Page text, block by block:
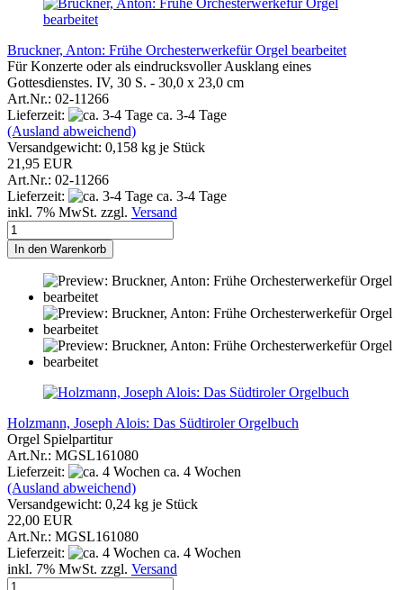
Bruckner, Anton: Frühe Orchesterwerkefür Orgel bearbeitet
Für Konzerte oder als eindrucksvoller Ausklang eines
Gottesdienstes. IV, 30 S. - 30,0 x 23,0 cm
Art.Nr.: 02-11266
Lieferzeit:
ca. 3-4 Tage
(Ausland abweichend)
Versandgewicht: 0,158 kg je Stück
21,95 EUR
Art.Nr.: 02-11266
Lieferzeit:
ca. 3-4 Tage
inkl. 7% MwSt. zzgl. Versand
In den Warenkorb
Holzmann, Joseph Alois: Das Südtiroler Orgelbuch
Orgel Spielpartitur
Art.Nr.: MGSL161080
Lieferzeit:
ca. 4 Wochen
(Ausland abweichend)
Versandgewicht: 0,24 kg je Stück
22,00 EUR
Art.Nr.: MGSL161080
Lieferzeit:
ca. 4 Wochen
inkl. 7% MwSt. zzgl. Versand